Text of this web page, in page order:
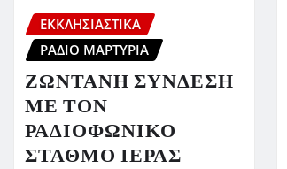
ΕΚΚΛΗΣΙΑΣΤΙΚΆ
ΡΆΔΙΟ ΜΑΡΤΥΡΊΑ
ΖΩΝΤΑΝΗ ΣΥΝΔΕΣΗ
ΜΕ ΤΟΝ
ΡΑΔΙΟΦΩΝΙΚΟ
ΣΤΑΘΜΟ ΙΕΡΑΣ